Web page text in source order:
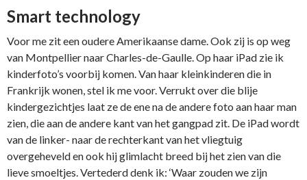
Smart technology
Voor me zit een oudere Amerikaanse dame. Ook zij is op weg
van Montpellier naar Charles-de-Gaulle. Op haar iPad zie ik
kinderfoto’s voorbij komen. Van haar kleinkinderen die in
Frankrijk wonen, stel ik me voor. Verrukt over die blije
kindergezichtjes laat ze de ene na de andere foto aan haar man
zien, die aan de andere kant van het gangpad zit. De iPad wordt
van de linker- naar de rechterkant van het vliegtuig
overgeheveld en ook hij glimlacht breed bij het zien van die
lieve smoeltjes. Vertederd denk ik: ‘Waar zouden we zijn